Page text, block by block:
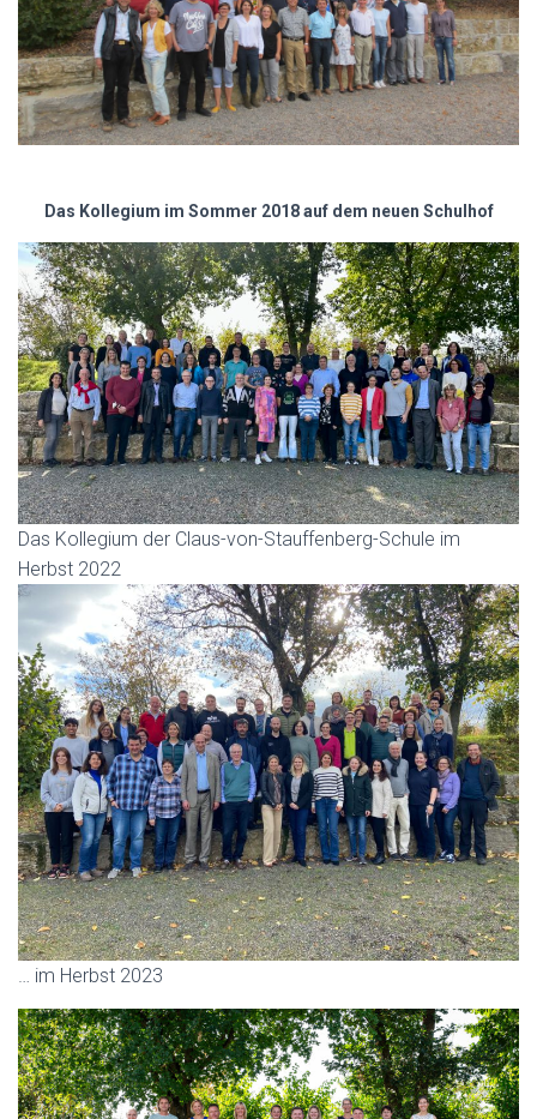
Das Kollegium im Sommer 2018 auf dem neuen Schulhof
Das Kollegium der Claus-von-Stauffenberg-Schule im
Herbst 2022
… im Herbst 2023